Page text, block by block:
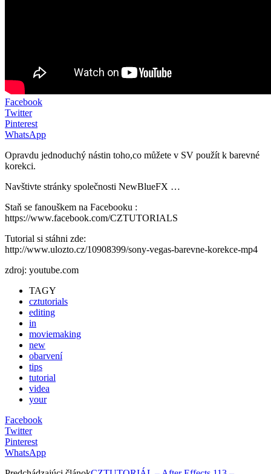
Facebook
Twitter
Pinterest
WhatsApp
Opravdu jednoduchý nástin toho,co můžete v SV použít k barevné
korekci.
Navštivte stránky společnosti NewBlueFX …
Staň se fanouškem na Facebooku :
https://www.facebook.com/CZTUTORIALS
Tutorial si stáhni zde:
http://www.ulozto.cz/10908399/sony-vegas-barevne-korekce-mp4
zdroj: youtube.com
TAGY
cztutorials
editing
in
moviemaking
new
obarvení
tips
tutorial
videa
your
Facebook
Twitter
Pinterest
WhatsApp